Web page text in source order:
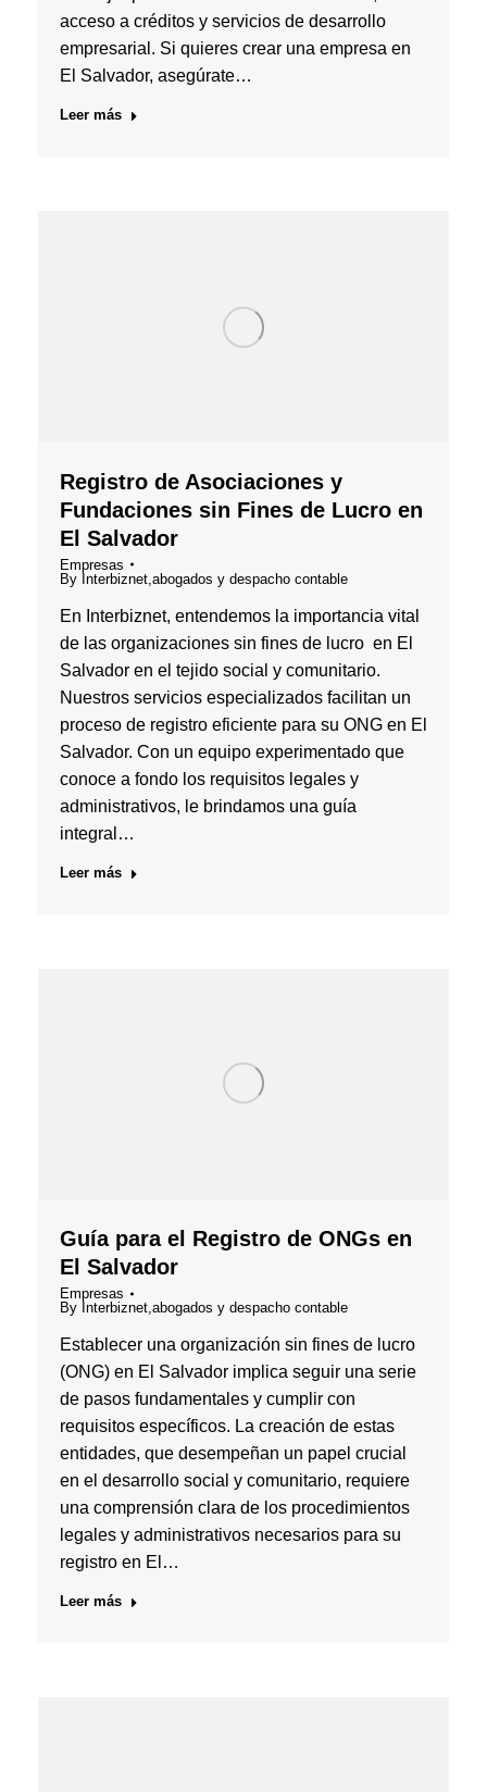
acceso a créditos y servicios de desarrollo
empresarial. Si quieres crear una empresa en
El Salvador, asegúrate…
Leer más
Registro de Asociaciones y
Fundaciones sin Fines de Lucro en
El Salvador
Empresas
By Interbiznet,abogados y despacho contable
En Interbiznet, entendemos la importancia vital
de las organizaciones sin fines de lucro en El
Salvador en el tejido social y comunitario.
Nuestros servicios especializados facilitan un
proceso de registro eficiente para su ONG en El
Salvador. Con un equipo experimentado que
conoce a fondo los requisitos legales y
administrativos, le brindamos una guía
integral…
Leer más
Guía para el Registro de ONGs en
El Salvador
Empresas
By Interbiznet,abogados y despacho contable
Establecer una organización sin fines de lucro
(ONG) en El Salvador implica seguir una serie
de pasos fundamentales y cumplir con
requisitos específicos. La creación de estas
entidades, que desempeñan un papel crucial
en el desarrollo social y comunitario, requiere
una comprensión clara de los procedimientos
legales y administrativos necesarios para su
registro en El…
Leer más